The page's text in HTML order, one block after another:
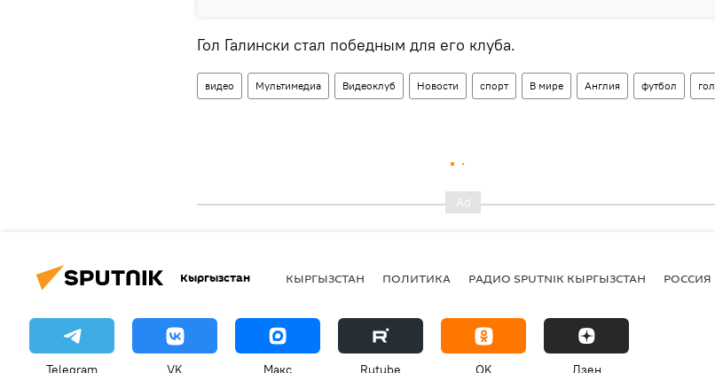
Гол Галински стал победным для его клуба.
видео Мультимедиа Видеоклуб Новости спорт В мире Англия футбол гол
Кыргызстан КЫРГЫЗСТАН ПОЛИТИКА РАДИО SPUTNIK КЫРГЫЗСТАН РОССИЯ
Telegram VK Макс Rutube OK Дзен